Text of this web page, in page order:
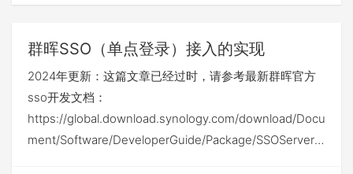
包，抓包软件是Fiddler 4，测试软件是postman（吹
爆）。 最后比较魔幻的一个链接…
群晖SSO（单点登录）接入的实现
2024年更新：这篇文章已经过时，请参考最新群晖官方
sso开发文档：
https://global.download.synology.com/download/Docu
ment/Software/DeveloperGuide/Package/SSOServer/A